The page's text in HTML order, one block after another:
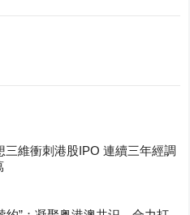
三維衝刺港股IPO 連續三年經調